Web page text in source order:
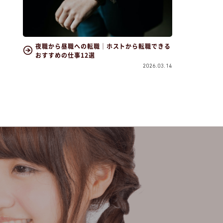
夜職から昼職への転職｜ホストから転職できる
おすすめの仕事12選
2026.03.14